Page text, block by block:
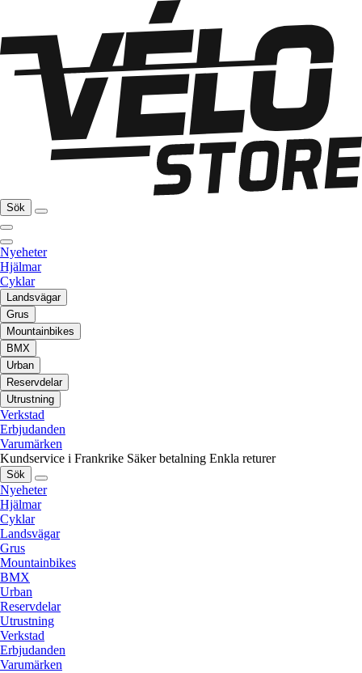
Sök
Nyeheter
Hjälmar
Cyklar
Landsvägar
Grus
Mountainbikes
BMX
Urban
Reservdelar
Utrustning
Verkstad
Erbjudanden
Varumärken
Kundservice i Frankrike Säker betalning Enkla returer
Sök
Nyeheter
Hjälmar
Cyklar
Landsvägar
Grus
Mountainbikes
BMX
Urban
Reservdelar
Utrustning
Verkstad
Erbjudanden
Varumärken